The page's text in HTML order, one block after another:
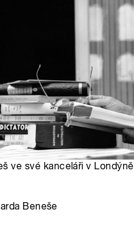
ve své kanceláři v
Beneše